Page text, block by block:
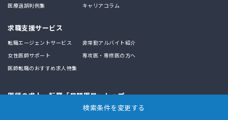
検索条件を変更する
医療過誤判例集
キャリアコラム
求職支援サービス
転職エージェントサービス
非常勤アルバイト紹介
女性医師サポート
専攻医・専修医の方へ
医師転職のおすすめ求人特集
医師の求人・転職「民間医局」トップ